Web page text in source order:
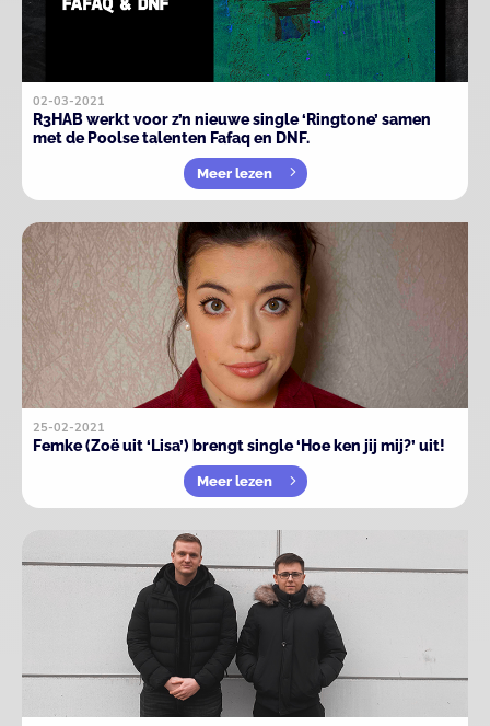
02-03-2021
R3HAB werkt voor z’n nieuwe single ‘Ringtone’ samen
met de Poolse talenten Fafaq en DNF.
Meer lezen
25-02-2021
Femke (Zoë uit ‘Lisa’) brengt single ‘Hoe ken jij mij?’ uit!
Meer lezen